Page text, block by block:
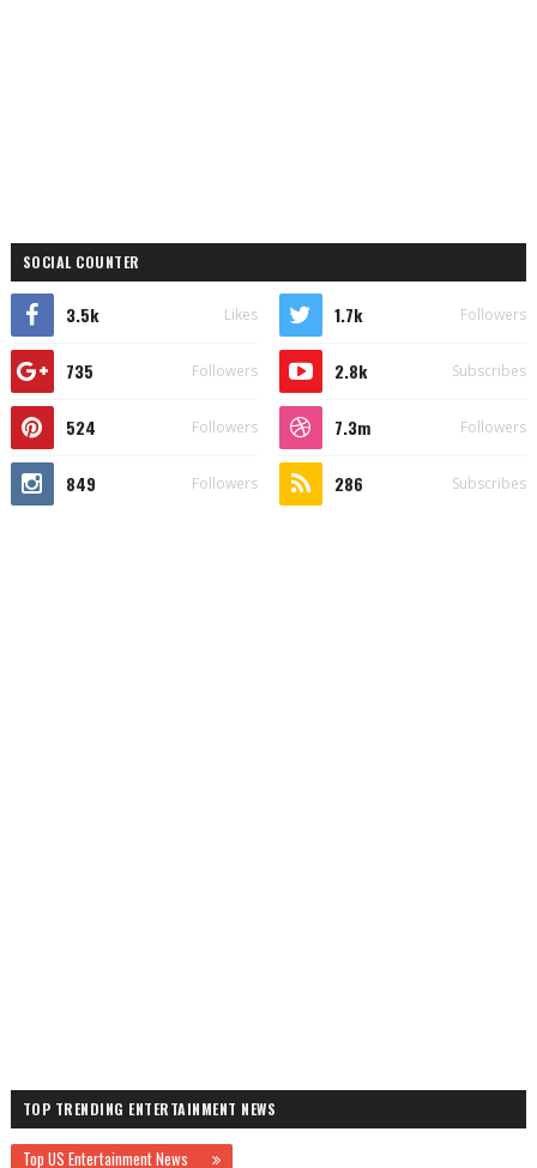
SOCIAL COUNTER
3.5k Likes 1.7k Followers
735 Followers 2.8k Subscribes
524 Followers 7.3m Followers
849 Followers 286 Subscribes
TOP TRENDING ENTERTAINMENT NEWS
Top US Entertainment News